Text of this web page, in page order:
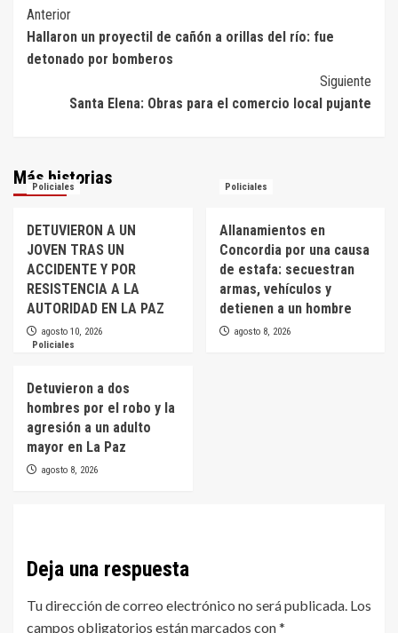
Navegación
de
entradas
Anterior
Hallaron un proyectil de cañón a orillas del río: fue
detonado por bomberos
Siguiente
Santa Elena: Obras para el comercio local pujante
Más historias
Policiales
DETUVIERON A UN
JOVEN TRAS UN
ACCIDENTE Y POR
RESISTENCIA A LA
AUTORIDAD EN LA PAZ
agosto 10, 2026
Policiales
Allanamientos en
Concordia por una causa
de estafa: secuestran
armas, vehículos y
detienen a un hombre
agosto 8, 2026
Policiales
Detuvieron a dos
hombres por el robo y la
agresión a un adulto
mayor en La Paz
agosto 8, 2026
Deja una respuesta
Tu dirección de correo electrónico no será publicada. Los
campos obligatorios están marcados con*